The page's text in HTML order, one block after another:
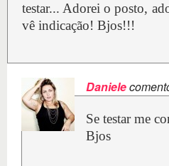
testar... Adorei o posto,
vê indicação! Bjos!!!
Daniele
Se testar me
Bjos